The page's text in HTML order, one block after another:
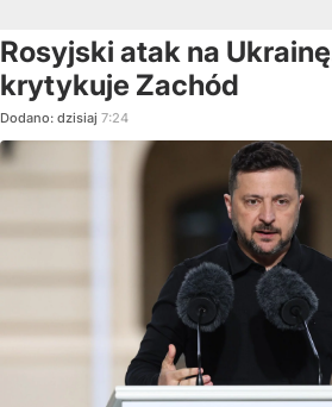
Rosyjski atak na
krytykuje Zachód
Dodano: dzisiaj 7:24